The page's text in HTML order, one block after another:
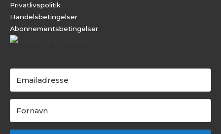
Privatlivspolitik
Handelsbetingelser
Abonnementsbetingelser